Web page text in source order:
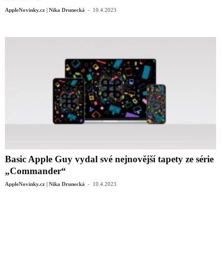
AppleNovinky.cz | Nika Drunecká - 10.4.2023
Basic Apple Guy vydal své nejnovější tapety ze série
„Commander“
AppleNovinky.cz | Nika Drunecká - 10.4.2023